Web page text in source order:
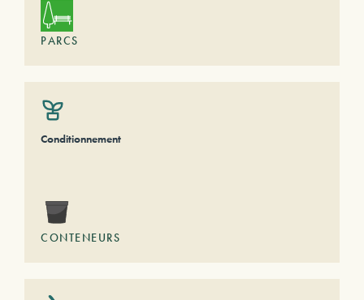
PARCS
Conditionnement
CONTENEURS